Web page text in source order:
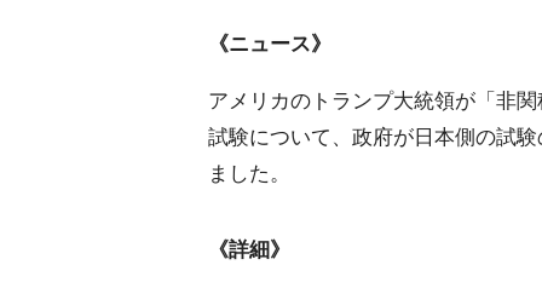
《ニュース》
アメリカのトランプ大統領が「非
試験について、政府が日本側の試
ました。
《詳細》